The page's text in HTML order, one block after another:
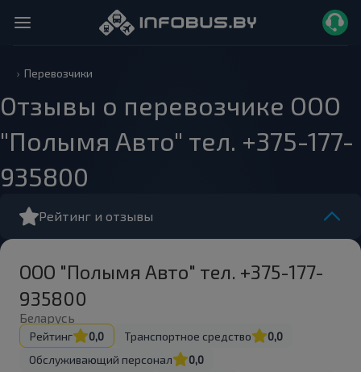
Перевозчики
Отзывы о перевозчике ООО
"Полымя Авто" тел. +375-177-
935800
Рейтинг и отзывы
ООО "Полымя Авто" тел. +375-177-
935800
Беларусь
Рейтинг 0,0 Транспортное средство
0,0
Обслуживающий персонал
0,0